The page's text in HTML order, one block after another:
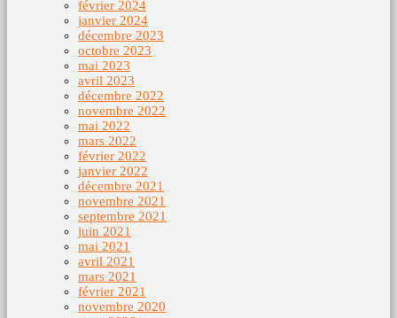
février 2024
janvier 2024
décembre 2023
octobre 2023
mai 2023
avril 2023
décembre 2022
novembre 2022
mai 2022
mars 2022
février 2022
janvier 2022
décembre 2021
novembre 2021
septembre 2021
juin 2021
mai 2021
avril 2021
mars 2021
février 2021
novembre 2020